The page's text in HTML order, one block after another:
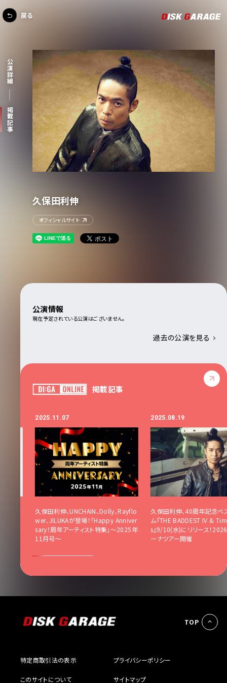
公演詳細
掲載記事
久保田利伸
オフィシャルサイト
公演情報
現在予定されている公演はございません。
過去の公演を見る
掲載記事
なる新
2025.11.07
久保田利伸、UNCHAIN、Dolly、Rayflo
wer、JILUKAが登場！「Happy Anniver
sary！周年アーティスト特集」〜2025年
11月号〜
2025.08.19
久保田利伸、40周年記念ベ
ム『THE BADDEST IV &
s』9/10(水)にリリース！
ーナツアー開催
戻る
TOP
特定商取引法の表示 プライバシーポリシー
このサイトについて サイトマップ